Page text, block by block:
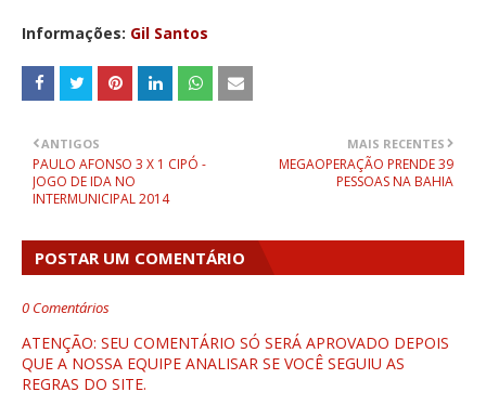
Informações: Gil Santos
MAIS RECENTES
MEGAOPERAÇÃO PRENDE 39
PESSOAS NA BAHIA
ANTIGOS
PAULO AFONSO 3 X 1 CIPÓ -
JOGO DE IDA NO
INTERMUNICIPAL 2014
POSTAR UM COMENTÁRIO
0 Comentários
ATENÇÃO: SEU COMENTÁRIO SÓ SERÁ APROVADO DEPOIS
QUE A NOSSA EQUIPE ANALISAR SE VOCÊ SEGUIU AS
REGRAS DO SITE.